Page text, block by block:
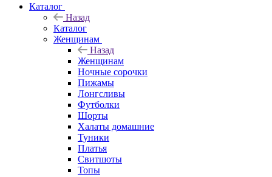
Каталог
Назад
Каталог
Женщинам
Назад
Женщинам
Ночные сорочки
Пижамы
Лонгсливы
Футболки
Шорты
Халаты домашние
Туники
Платья
Свитшоты
Топы